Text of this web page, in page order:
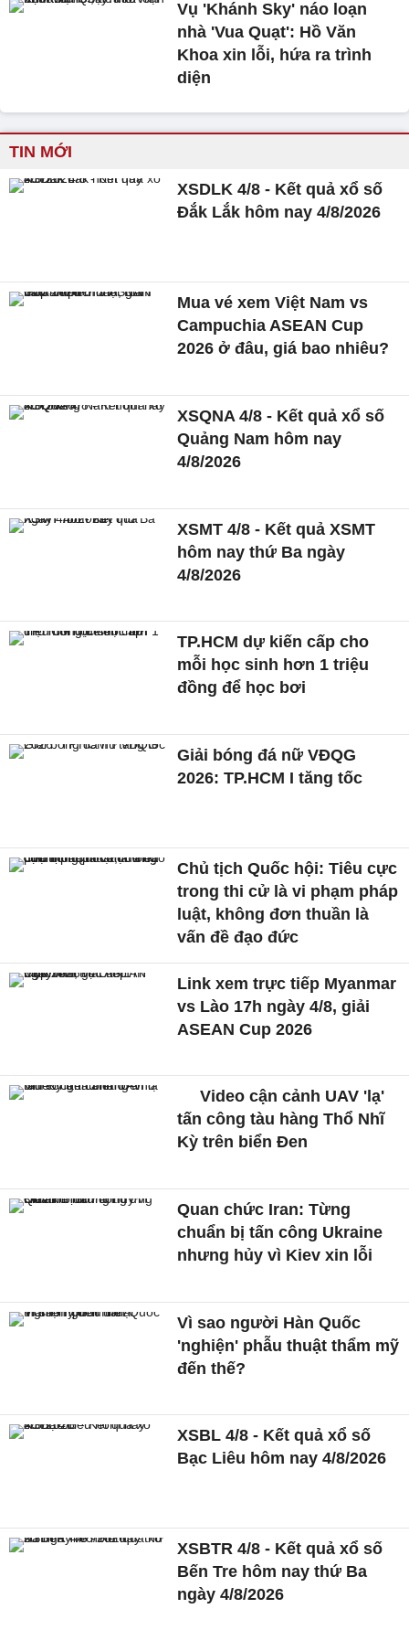
Vụ 'Khánh Sky' náo loạn
nhà 'Vua Quạt': Hồ Văn
Khoa xin lỗi, hứa ra trình
diện
TIN MỚI
XSDLK 4/8 - Kết quả xổ số
Đắk Lắk hôm nay 4/8/2026
Mua vé xem Việt Nam vs
Campuchia ASEAN Cup
2026 ở đâu, giá bao nhiêu?
XSQNA 4/8 - Kết quả xổ số
Quảng Nam hôm nay
4/8/2026
XSMT 4/8 - Kết quả XSMT
hôm nay thứ Ba ngày
4/8/2026
TP.HCM dự kiến cấp cho
mỗi học sinh hơn 1 triệu
đồng để học bơi
Giải bóng đá nữ VĐQG
2026: TP.HCM I tăng tốc
Chủ tịch Quốc hội: Tiêu cực
trong thi cử là vi phạm pháp
luật, không đơn thuần là
vấn đề đạo đức
Link xem trực tiếp Myanmar
vs Lào 17h ngày 4/8, giải
ASEAN Cup 2026
Video cận cảnh UAV 'lạ'
tấn công tàu hàng Thổ Nhĩ
Kỳ trên biển Đen
Quan chức Iran: Từng
chuẩn bị tấn công Ukraine
nhưng hủy vì Kiev xin lỗi
Vì sao người Hàn Quốc
'nghiện' phẫu thuật thẩm mỹ
đến thế?
XSBL 4/8 - Kết quả xổ số
Bạc Liêu hôm nay 4/8/2026
XSBTR 4/8 - Kết quả xổ số
Bến Tre hôm nay thứ Ba
ngày 4/8/2026